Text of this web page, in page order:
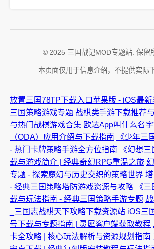
© 2025 三国战记MOD专题站. 保留
本页面仅用于信息介绍，不提供实际
放置三国78TP下载入口苹果版 - iOS最新
三国策略游戏专题 战棋类手游下载推荐
与热门战棋游戏合集 欧达App叫什么名
（ODA）应用介绍与下载指南
《少年三
- 热门卡牌策略手游全方位指南
《幻想
载与游戏简介 | 经典奇幻RPG重温之旅
专题 - 探索魔幻与历史交织的策略世界
- 经典三国策略塔防游戏资源与攻略
《
载与玩法指南 - 经典三国策略手游专题
_三国志战棋天下攻略下载资源站 iOS三
号下载与专题指南 | 灵犀客户端获取教程
卡全攻略 | 核心玩法解析与资源规划指南